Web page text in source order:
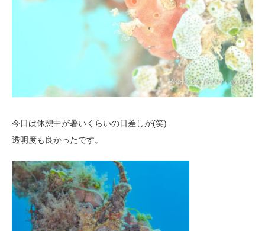
今日は休憩中が暑いくらいの日差しが(笑)
透明度も良かったです。